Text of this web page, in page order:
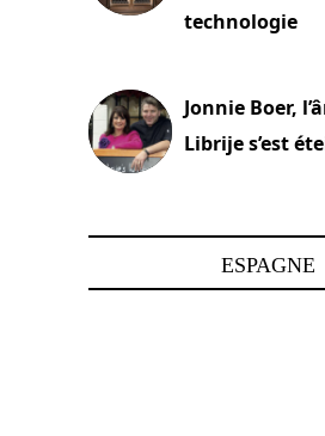
technologie
Jonnie Boer,
Librije s’est
ESPAGNE